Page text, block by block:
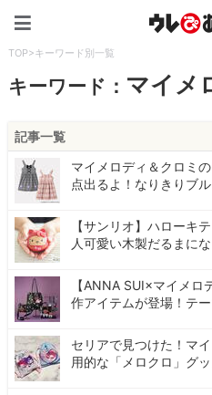
TOP>キーワード別一覧
キーワード： マイメ
記事一覧
マイメロディ＆クロミ
点出るよ！なりきりブ
【サンリオ】ハローキ
人可愛い木製だるまに
【ANNA SUI×マイメ
作アイテムが登場！テ
セリアで見つけた！マ
用的な「メロクロ」グ